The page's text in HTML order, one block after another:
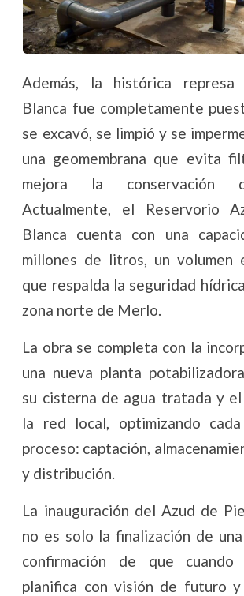
Además, la histórica
Blanca fue completamente
se excavó, se limpió y se
una geomembrana que evita
mejora la conservación
Actualmente, el Reservorio
Blanca cuenta con una
millones de litros, un volumen
que respalda la seguridad
zona norte de Merlo.
La obra se completa con la
una nueva planta
su cisterna de agua tratada y el
la red local, optimizando
proceso: captación,
y distribución.
La inauguración del Azud de
no es solo la finalización de
confirmación de que
planifica con visión de futuro